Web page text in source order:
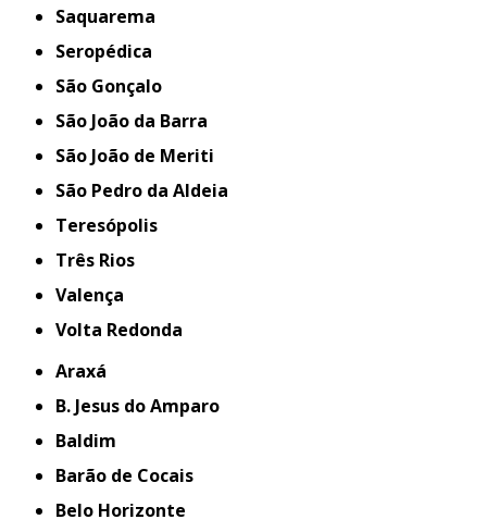
Saquarema
Seropédica
São Gonçalo
São João da Barra
São João de Meriti
São Pedro da Aldeia
Teresópolis
Três Rios
Valença
Volta Redonda
Araxá
B. Jesus do Amparo
Baldim
Barão de Cocais
Belo Horizonte